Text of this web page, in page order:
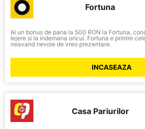
Fortuna
Ai un bonus de pana la 500 RON la Fortuna,
lejere si la indemana oricui. Fortuna e printre
neavand nevoie de vreo prezentare.
INCASEAZA
Casa Pariurilor